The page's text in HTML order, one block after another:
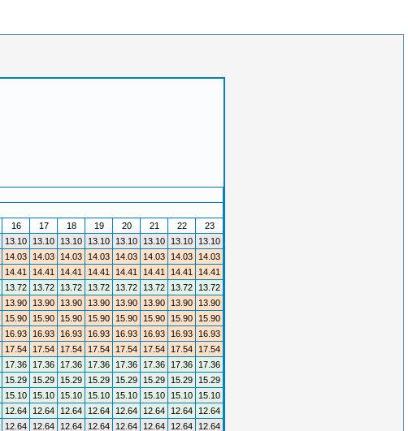
16 17 18 19 20 21 22
23
13.10 13.10 13.10 13.10 13.10 13.10 13.10
13.10
14.03 14.03 14.03 14.03 14.03 14.03 14.03
14.03
14.41 14.41 14.41 14.41 14.41 14.41 14.41
14.41
13.72 13.72 13.72 13.72 13.72 13.72 13.72
13.72
13.90 13.90 13.90 13.90 13.90 13.90 13.90
13.90
15.90 15.90 15.90 15.90 15.90 15.90 15.90
15.90
16.93 16.93 16.93 16.93 16.93 16.93 16.93
16.93
17.54 17.54 17.54 17.54 17.54 17.54 17.54
17.54
17.36 17.36 17.36 17.36 17.36 17.36 17.36
17.36
15.29 15.29 15.29 15.29 15.29 15.29 15.29
15.29
15.10 15.10 15.10 15.10 15.10 15.10 15.10
15.10
12.64 12.64 12.64 12.64 12.64 12.64 12.64
12.64
12.64 12.64 12.64 12.64 12.64 12.64 12.64
12.64